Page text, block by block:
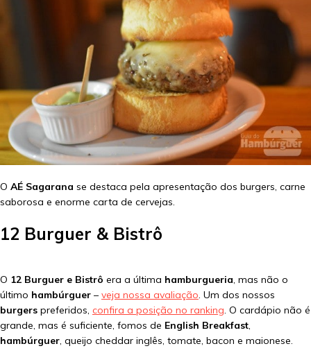
O AÉ Sagarana se destaca pela apresentação dos burgers, carne
saborosa e enorme carta de cervejas.
12 Burguer & Bistrô
O 12 Burguer e Bistrô era a última hamburgueria , mas não o
último hambúrguer – veja nossa avaliação . Um dos nossos
burgers preferidos, confira a posição no ranking . O cardápio não é
grande, mas é suficiente, fomos de English Breakfast
hambúrguer , queijo cheddar inglês, tomate, bacon e maionese.